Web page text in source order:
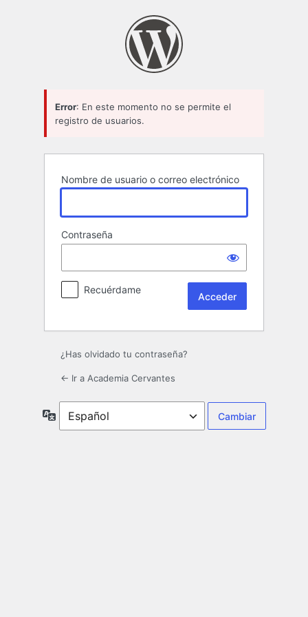
Error: En este momento no se permite el
registro de usuarios.
Nombre de usuario o correo electrónico
Contraseña
Recuérdame
¿Has olvidado tu contraseña?
← Ir a Academia Cervantes
Idioma